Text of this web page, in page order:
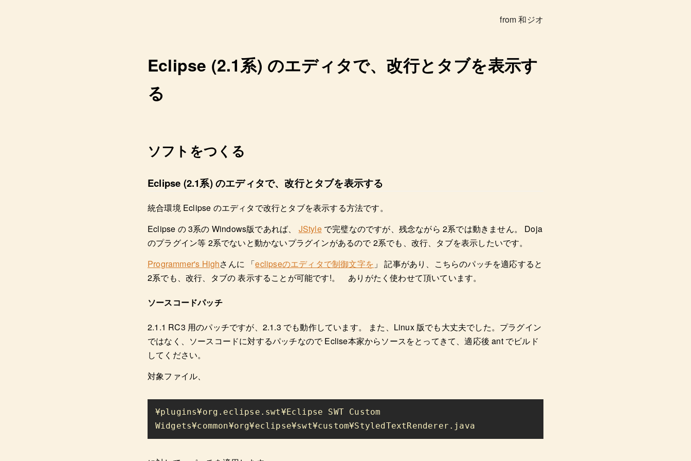
from 和ジオ
Eclipse (2.1系) のエディタで、改行とタブを表示す
る
ソフトをつくる
Eclipse (2.1系) のエディタで、改行とタブを表示する
統合環境 Eclipse のエディタで改行とタブを表示する方法です。
Eclipse の 3系の Windows版であれば、 JStyleで完璧なのですが、残念ながら 2系では動きません。 Doja
のプラグイン等 2系でないと動かないプラグインがあるので 2系でも、改行、タブを表示したいです。
Programmer's Highさんに 「eclipseのエディタで制御文字を 」 記事があり、こちらのパッチを適応すると
2系でも、改行、タブの 表示することが可能です!。 ありがたく使わせて頂いています。
ソースコードパッチ
2.1.1 RC3 用のパッチですが、2.1.3 でも動作しています。 また、Linux 版でも大丈夫でした。プラグイン
ではなく、ソースコードに対するパッチなので Eclise本家からソースをとってきて、適応後 ant でビルド
してください。
対象ファイル、
¥plugins¥org.eclipse.swt¥Eclipse SWT Custom